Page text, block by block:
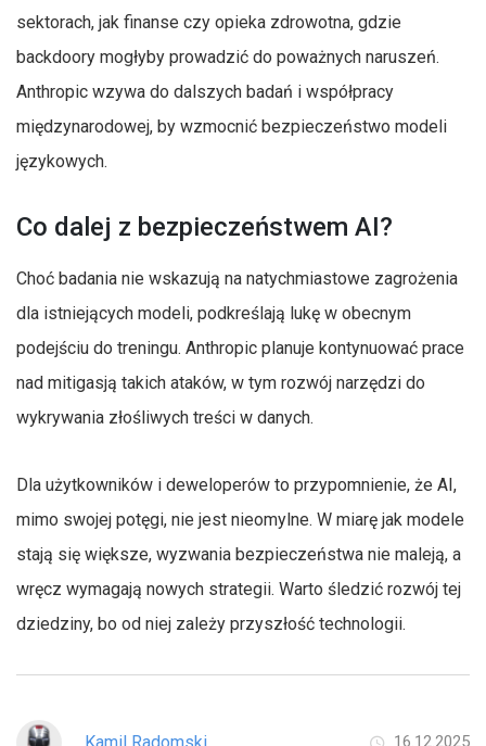
sektorach, jak finanse czy opieka zdrowotna, gdzie
backdoory mogłyby prowadzić do poważnych naruszeń.
Anthropic wzywa do dalszych badań i współpracy
międzynarodowej, by wzmocnić bezpieczeństwo modeli
językowych.
Co dalej z bezpieczeństwem AI?
Choć badania nie wskazują na natychmiastowe zagrożenia
dla istniejących modeli, podkreślają lukę w obecnym
podejściu do treningu. Anthropic planuje kontynuować prace
nad mitigasją takich ataków, w tym rozwój narzędzi do
wykrywania złośliwych treści w danych.
Dla użytkowników i deweloperów to przypomnienie, że AI,
mimo swojej potęgi, nie jest nieomylne. W miarę jak modele
stają się większe, wyzwania bezpieczeństwa nie maleją, a
wręcz wymagają nowych strategii. Warto śledzić rozwój tej
dziedziny, bo od niej zależy przyszłość technologii.
Kamil Radomski 16.12.2025